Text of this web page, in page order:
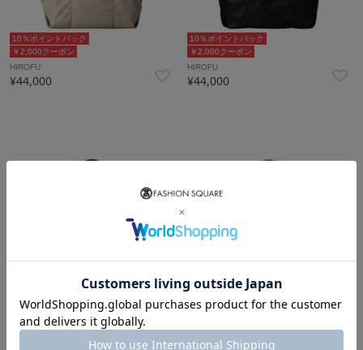
￥2,000クーポン
10％ポイントバック
HIROFU
¥44,000
￥2,000クーポン
10％ポイントバック
HIROFU
¥44,000
￥2,000クーポン
10％ポイントバック
HIROFU
￥2,000クーポン
10％ポイントバック
¥44,000